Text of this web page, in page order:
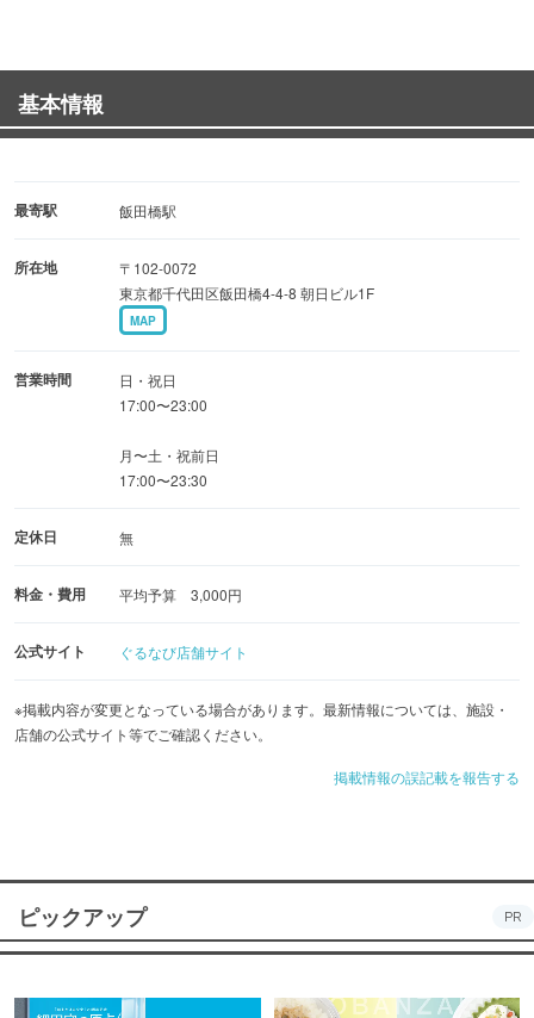
基本情報
最寄駅 飯田橋駅
所在地
〒102-0072
東京都千代田区飯田橋4-4-8 朝日ビル1F
MAP
営業時間
日・祝日
17:00〜23:00
月〜土・祝前日
17:00〜23:30
定休日 無
料金・費用 平均予算 3,000円
公式サイト ぐるなび店舗サイト
※掲載内容が変更となっている場合があります。最新情報については、施設・
店舗の公式サイト等でご確認ください。
掲載情報の誤記載を報告する
ピックアップ PR